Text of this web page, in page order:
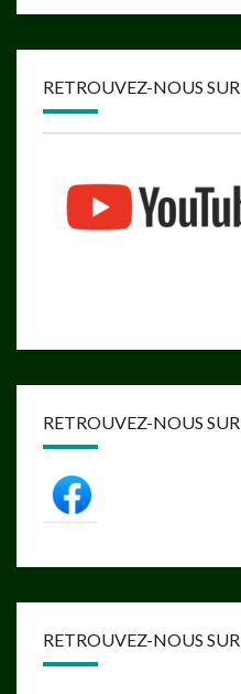
RETROUVEZ-NOUS SUR
RETROUVEZ-NOUS SUR
RETROUVEZ-NOUS SUR